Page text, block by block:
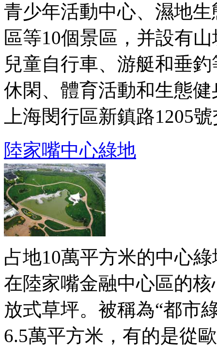
青少年活動中心、濕地
區等10個景區，并設有
兒童自行車、游艇和垂
休閑、體育活動和生態
上海閔行區新鎮路1205
陸家嘴中心綠地
占地10萬平方米的中心
在陸家嘴金融中心區的
放式草坪。被稱為“都市
6.5萬平方米，有的是從